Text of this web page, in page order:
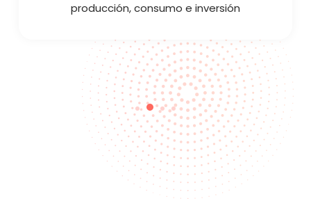
producción, consumo e inversión